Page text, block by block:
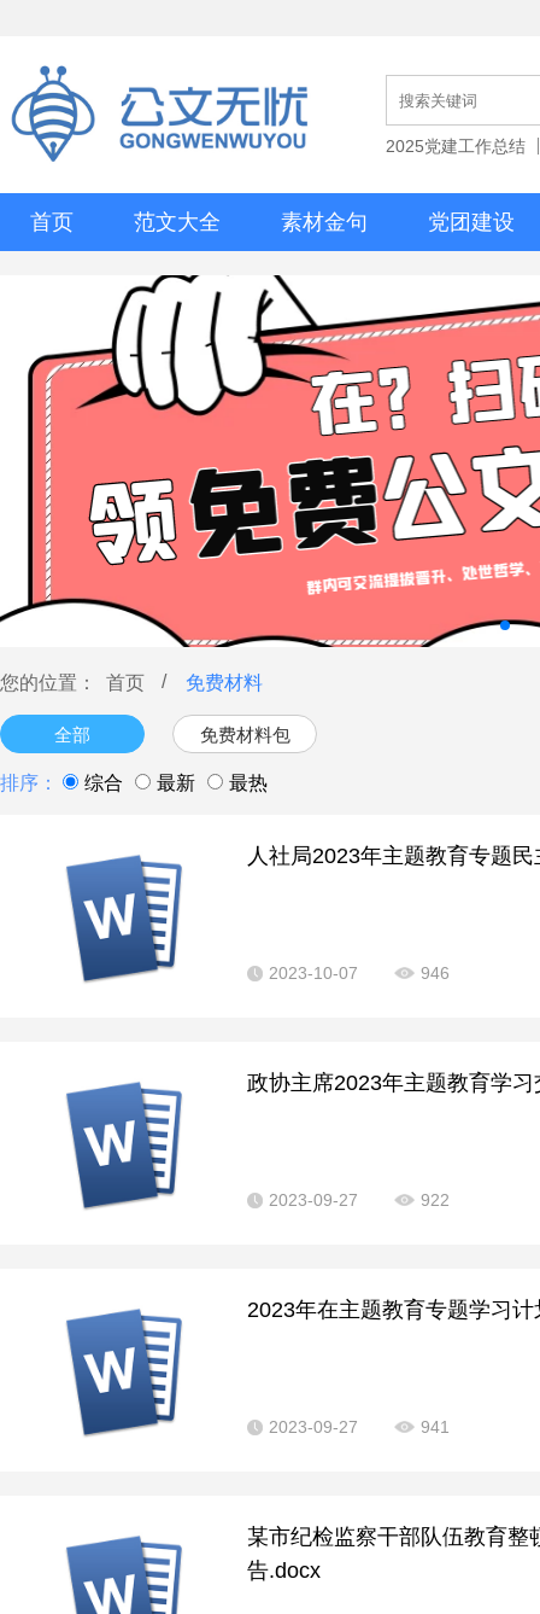
2025党建工作总结
首页 范文大全 素材金句 党团建设
您的位置： 首页 / 免费材料
全部 免费材料包
排序： 综合 最新 最热
人社局2023年主题教育专题
2023-10-07 946
政协主席2023年主题教育学
2023-09-27 922
2023年在主题教育专题学习计
2023-09-27 941
某市纪检监察干部队伍教育整
告.docx